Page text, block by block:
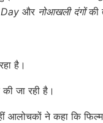
और नोआखली दंगोंकी
है।
जा रही है।
आलोचकों ने कहा कि